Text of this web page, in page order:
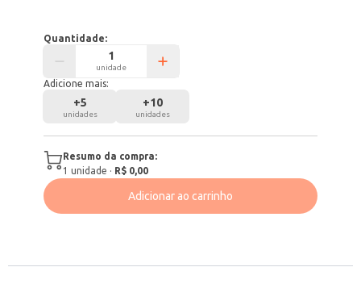
Quantidade:
unidade
Adicione mais:
+5
unidades
+10
unidades
Resumo da compra:
1 unidade · R$ 0,00
Adicionar ao carrinho